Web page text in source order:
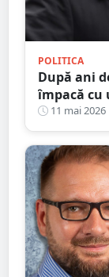
POLITICA
După ani
împacă cu
virtutea
11 mai 2026